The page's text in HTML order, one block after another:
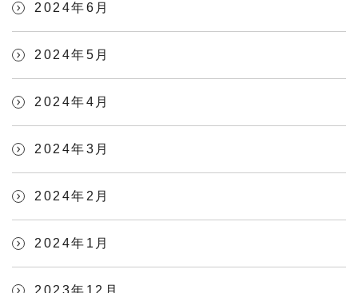
2024年6月
2024年5月
2024年4月
2024年3月
2024年2月
2024年1月
2023年12月